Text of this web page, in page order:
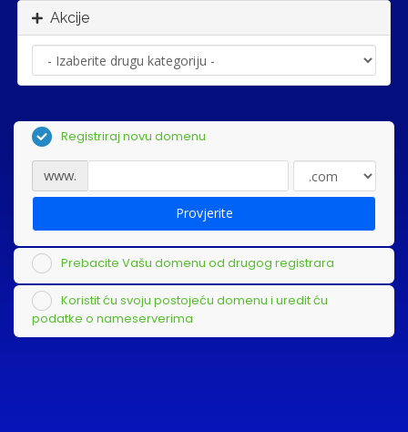
Akcije
Registriraj novu domenu
www.
Provjerite
Prebacite Vašu domenu od drugog registrara
Koristit ću svoju postojeću domenu i uredit ću
podatke o nameserverima